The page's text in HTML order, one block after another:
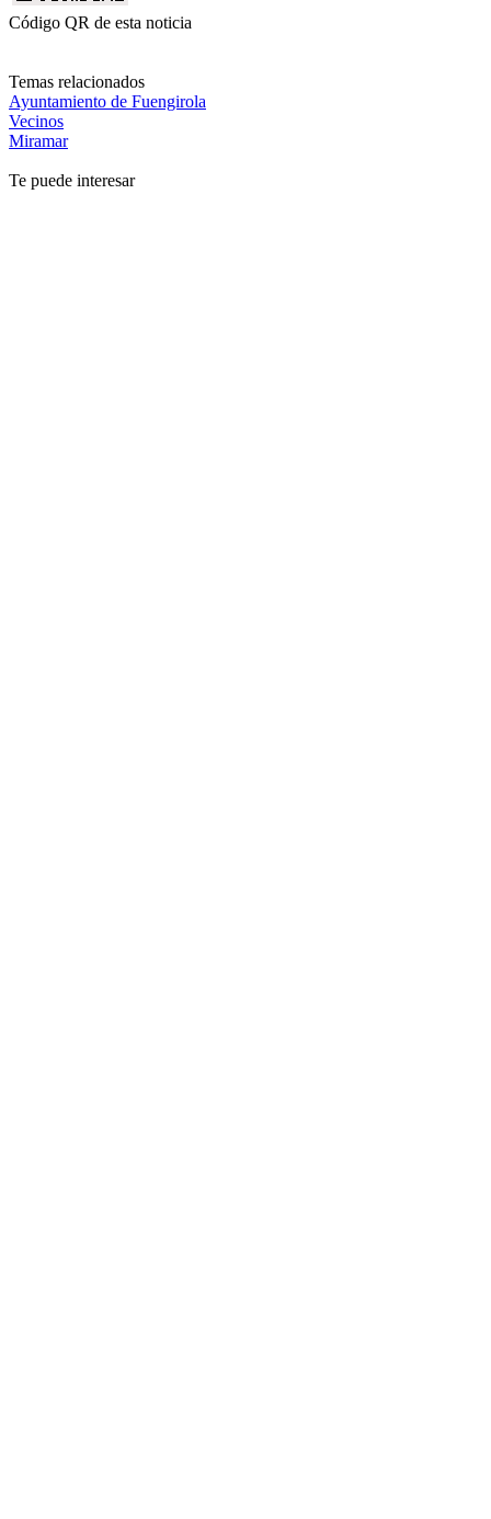
Código QR de esta noticia
Temas relacionados
Ayuntamiento de Fuengirola
Vecinos
Miramar
Te puede interesar